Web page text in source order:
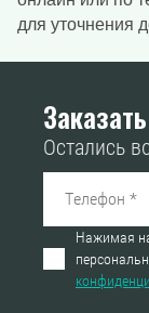
для уточнения
Остались
Нажимая